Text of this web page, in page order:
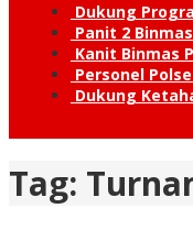
Dukung
Panit 2
Kanit Binmas
Personel
Dukung
Tag: